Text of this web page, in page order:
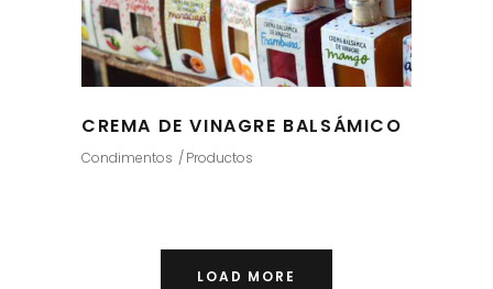
CREMA DE VINAGRE BALSÁMICO
Condimentos Productos
LOAD MORE